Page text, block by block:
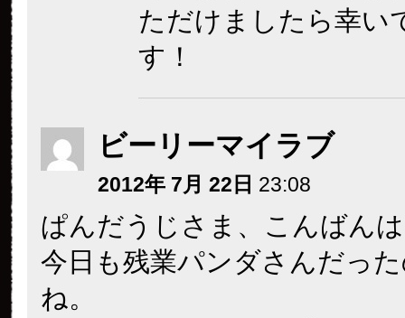
ただけましたら幸い
す！
ビーリーマイラブ
2012年 7月 22日 23:08
ぱんだうじさま、こんばん
今日も残業パンダさんだっ
ね。